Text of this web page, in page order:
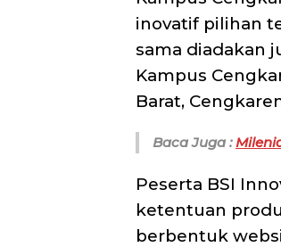
inovatif pilihan
sama diadakan
Kampus
Barat,
Baca Juga :
Peserta BSI
ketentuan
berbentuk